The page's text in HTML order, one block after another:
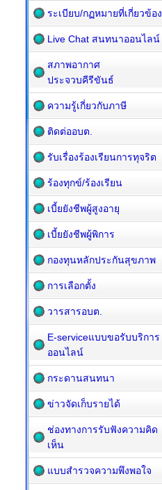
ระเบียบ/กฏหมายที่เกี่ยวข้อง
Live Chat สนทนาออนไลน์
สภาพอากาศ
ประจวบคีรีขันธ์
ความรู้เกี่ยวกับภาษี
ติดต่ออบต.
รับเรื่องร้องเรียนการทุจริต
ร้องทุกข์/ร้องเรียน
เบี้ยยังชีพผู้สูงอายุ
เบี้ยยังชีพผู้พิการ
กองทุนหลักประกันสุขภาพ
การเลือกตั้ง
วารสารอบต.
E-serviceแบบขอรับบริการ
ออนไลน์
กระดานสนทนา
ข่าวจัดเก็บรายได้
ช่องทางการรับฟังความคิด
เห็น
แบบสำรวจความพึงพอใจ